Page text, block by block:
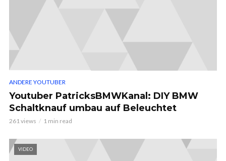
ANDERE YOUTUBER
Youtuber PatricksBMWKanal: DIY BMW
Schaltknauf umbau auf Beleuchtet
261 views 1 min read
VIDEO